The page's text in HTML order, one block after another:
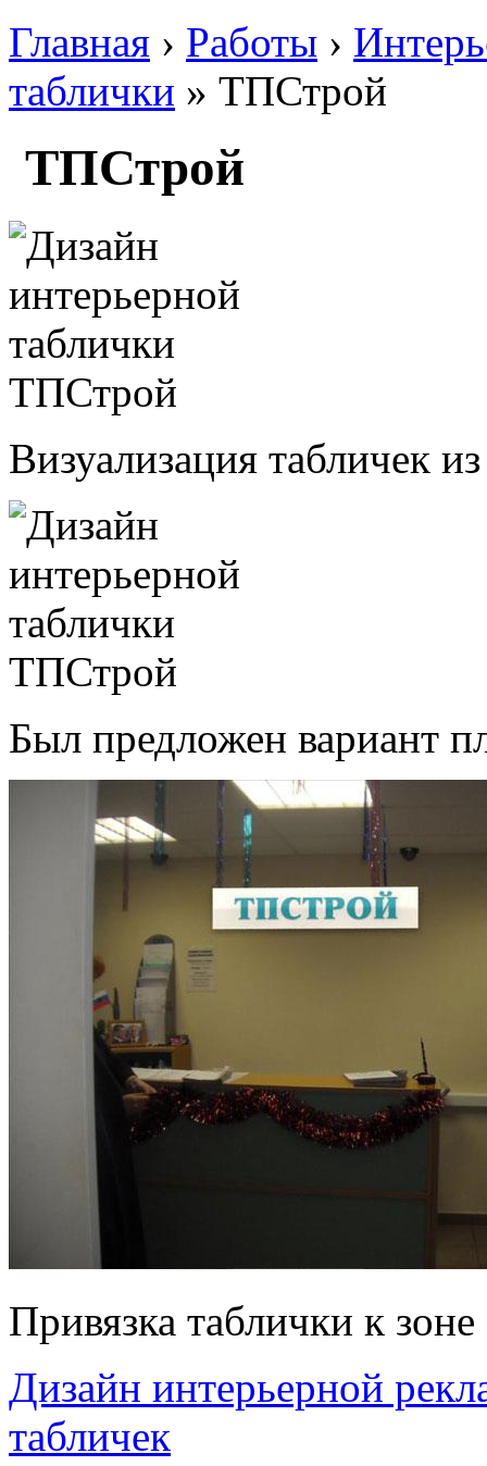
Главная › Работы ›
таблички » ТПСтрой
ТПСтрой
Визуализация табличек
Был предложен вариант
Привязка таблички к
Дизайн интерьерной
табличек